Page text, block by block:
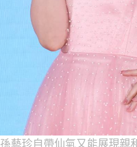
孫藝珍自帶仙氣又能展現親